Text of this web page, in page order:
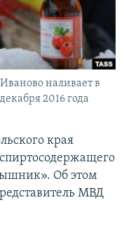
наливает в
2016 года
края
Об этом
МВД